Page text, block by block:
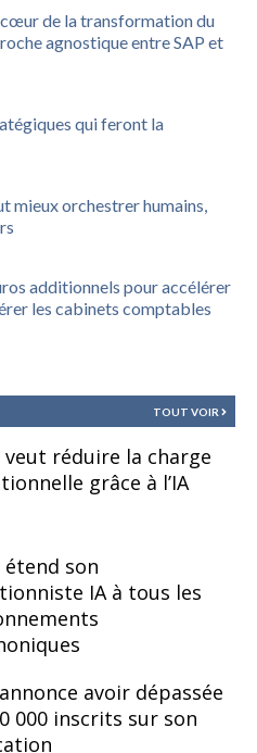
cœur de la transformation du
agnostique entre SAP et
qui feront la
mieux orchestrer humains,
additionnels pour accélérer
les cabinets comptables
TOUT VOIR
veut réduire la charge
grâce à l’IA
étend son
IA à tous les
avoir dépassée
000 inscrits sur son